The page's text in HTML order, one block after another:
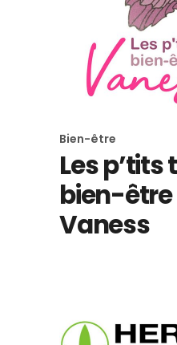
Bien-être
Les p’tits
bien-être
Vaness